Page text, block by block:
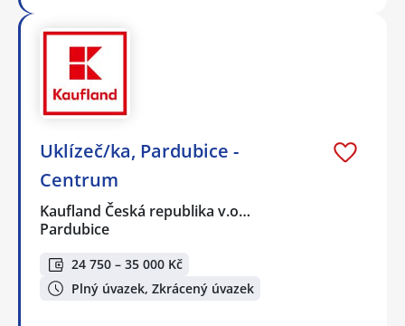
Uklízeč/ka, Pardubice -
Centrum
Kaufland Česká republika v.o…
Pardubice
24 750 – 35 000 Kč
Plný úvazek, Zkrácený úvazek